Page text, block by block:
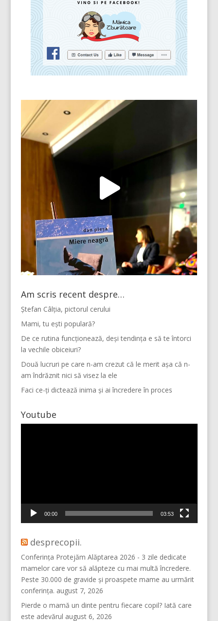
Am scris recent despre…
Ștefan Câlția, pictorul cerului
Mami, tu ești populară?
De ce rutina funcționează, deși tendința e să te întorci
la vechile obiceiuri?
Două lucruri pe care n-am crezut că le merit așa că n-
am îndrăznit nici să visez la ele
Faci ce-ți dictează inima și ai încredere în proces
Youtube
00:00 03:53
desprecopii.
Conferința Protejăm Alăptarea 2026 - 3 zile dedicate
mamelor care vor să alăpteze cu mai multă încredere.
Peste 30.000 de gravide și proaspete mame au urmărit
conferința. august 7, 2026
Pierde o mamă un dinte pentru fiecare copil? Iată care
este adevărul august 6, 2026